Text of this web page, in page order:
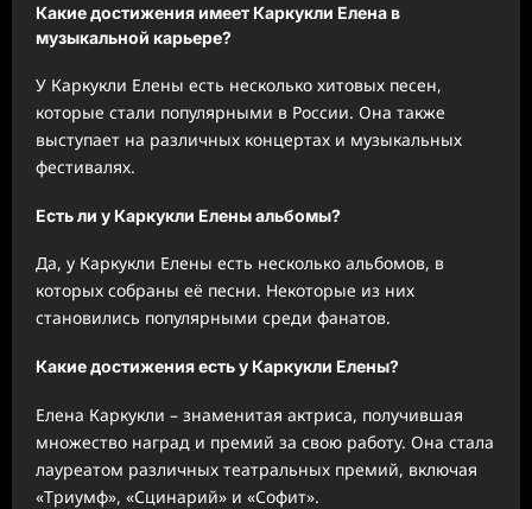
Какие достижения имеет Каркукли Елена в
музыкальной карьере?
У Каркукли Елены есть несколько хитовых песен,
которые стали популярными в России. Она также
выступает на различных концертах и музыкальных
фестивалях.
Есть ли у Каркукли Елены альбомы?
Да, у Каркукли Елены есть несколько альбомов, в
которых собраны её песни. Некоторые из них
становились популярными среди фанатов.
Какие достижения есть у Каркукли Елены?
Елена Каркукли – знаменитая актриса, получившая
множество наград и премий за свою работу. Она стала
лауреатом различных театральных премий, включая
«Триумф», «Сцинарий» и «Софит».